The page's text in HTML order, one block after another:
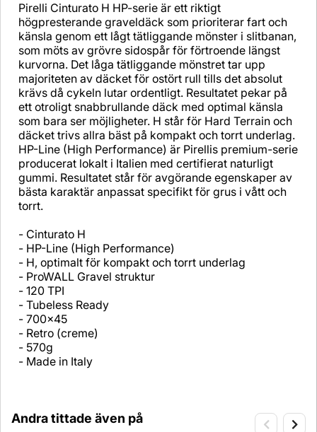
Pirelli Cinturato H HP-serie är ett riktigt
högpresterande graveldäck som prioriterar fart och
känsla genom ett lågt tätliggande mönster i slitbanan,
som möts av grövre sidospår för förtroende längst
kurvorna. Det låga tätliggande mönstret tar upp
majoriteten av däcket för ostört rull tills det absolut
krävs då cykeln lutar ordentligt. Resultatet pekar på
ett otroligt snabbrullande däck med optimal känsla
som bara ser möjligheter. H står för Hard Terrain och
däcket trivs allra bäst på kompakt och torrt underlag.
HP-Line (High Performance) är Pirellis premium-serie
producerat lokalt i Italien med certifierat naturligt
gummi. Resultatet står för avgörande egenskaper av
bästa karaktär anpassat specifikt för grus i vått och
torrt.
- Cinturato H
- HP-Line (High Performance)
- H, optimalt för kompakt och torrt underlag
- ProWALL Gravel struktur
- 120 TPI
- Tubeless Ready
- 700x45
- Retro (creme)
- 570g
- Made in Italy
Andra tittade även på